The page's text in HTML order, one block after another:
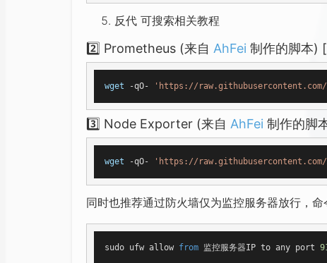
反代 可搜索相关教程
2️⃣ Prometheus (来自 AhFei 制作的脚本)
wget -qO- 'https://
3️⃣ Node Exporter (来自 AhFei 制作的脚
wget -qO- 'https://
同时也推荐通过防火墙仅为监控服务器放行，
sudo ufw allow from 监控服务器IP to any port